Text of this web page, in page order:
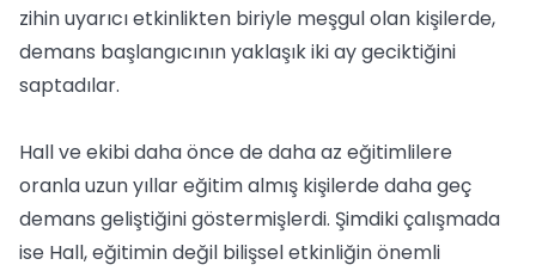
zihin uyarıcı etkinlikten biriyle meşgul olan kişilerde,
demans başlangıcının yaklaşık iki ay geciktiğini
saptadılar.
Hall ve ekibi daha önce de daha az eğitimlilere
oranla uzun yıllar eğitim almış kişilerde daha geç
demans geliştiğini göstermişlerdi. Şimdiki çalışmada
ise Hall, eğitimin değil bilişsel etkinliğin önemli